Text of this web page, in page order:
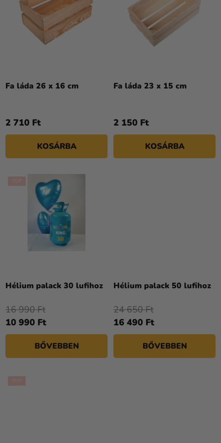
Z
E
Fa láda 26 x 16 cm
2 710 Ft
KOSÁRBA
Fa láda 23 x 15 cm
2 150 Ft
KOSÁRBA
Hélium palack 30 lufihoz
termék
átlagos
4,3
csillag.
10 990 Ft
16 990 Ft
BŐVEBBEN
Hélium palack 50 lufihoz
termék
átlagos
4,3
csillag.
16 490 Ft
24 650 Ft
BŐVEBBEN